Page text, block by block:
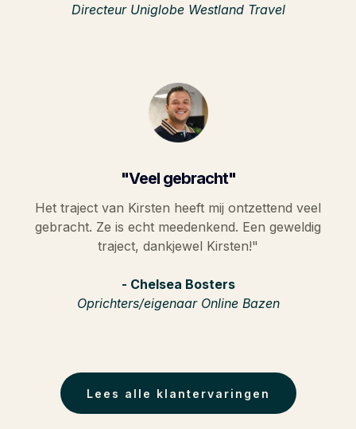
Directeur Uniglobe Westland Travel
"Veel gebracht"
Het traject van Kirsten heeft mij ontzettend veel
gebracht. Ze is echt meedenkend. Een geweldig
traject, dankjewel Kirsten!"
- Chelsea Bosters
Oprichters/eigenaar Online Bazen
Lees alle klantervaringen